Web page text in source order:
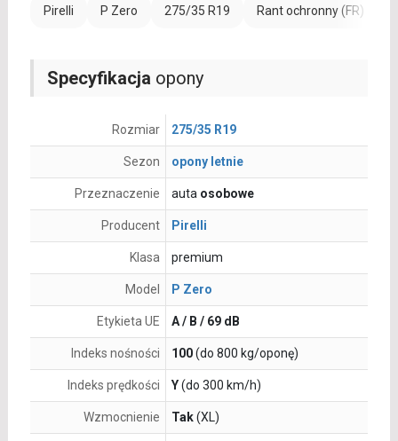
Pirelli P Zero 275/35 R19 Rant ochronny (FR)
Specyfikacja opony
Rozmiar 275/35 R19
Sezon opony letnie
Przeznaczenie auta osobowe
Producent Pirelli
Klasa premium
Model P Zero
Etykieta UE A / B / 69 dB
Indeks nośności 100(do 800 kg/oponę)
Indeks prędkości Y(do 300 km/h)
Wzmocnienie Tak(XL)